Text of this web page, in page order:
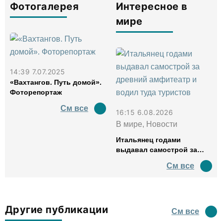
Фотогалерея
14:39 7.07.2025
«Вахтангов. Путь домой».
Фоторепортаж
См все
Интересное в
мире
16:15 6.08.2026
В мире, Новости
Итальянец годами
выдавал самострой за
водил туда туристов
См все
Другие публикации См все